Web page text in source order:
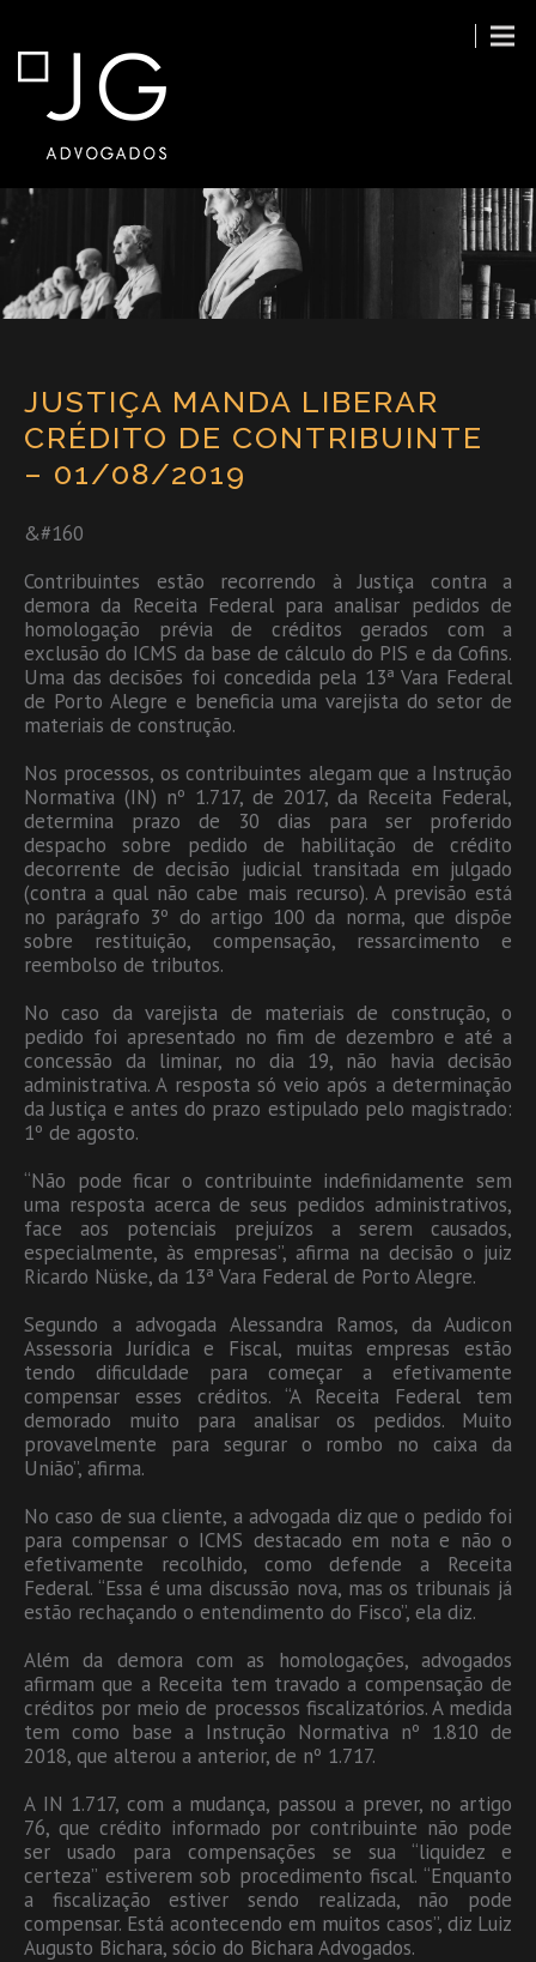
JUSTIÇA MANDA LIBERAR
CRÉDITO DE CONTRIBUINTE
– 01/08/2019
&#160
Contribuintes estão recorrendo à Justiça contra a
demora da Receita Federal para analisar pedidos de
homologação prévia de créditos gerados com a
exclusão do ICMS da base de cálculo do PIS e da Cofins.
Uma das decisões foi concedida pela 13ª Vara Federal
de Porto Alegre e beneficia uma varejista do setor de
materiais de construção.
Nos processos, os contribuintes alegam que a Instrução
Normativa (IN) nº 1.717, de 2017, da Receita Federal,
determina prazo de 30 dias para ser proferido
despacho sobre pedido de habilitação de crédito
decorrente de decisão judicial transitada em julgado
(contra a qual não cabe mais recurso). A previsão está
no parágrafo 3º do artigo 100 da norma, que dispõe
sobre restituição, compensação, ressarcimento e
reembolso de tributos.
No caso da varejista de materiais de construção, o
pedido foi apresentado no fim de dezembro e até a
concessão da liminar, no dia 19, não havia decisão
administrativa. A resposta só veio após a determinação
da Justiça e antes do prazo estipulado pelo magistrado:
1º de agosto.
“Não pode ficar o contribuinte indefinidamente sem
uma resposta acerca de seus pedidos administrativos,
face aos potenciais prejuízos a serem causados,
especialmente, às empresas”, afirma na decisão o juiz
Ricardo Nüske, da 13ª Vara Federal de Porto Alegre.
Segundo a advogada Alessandra Ramos, da Audicon
Assessoria Jurídica e Fiscal, muitas empresas estão
tendo dificuldade para começar a efetivamente
compensar esses créditos. “A Receita Federal tem
demorado muito para analisar os pedidos. Muito
provavelmente para segurar o rombo no caixa da
União”, afirma.
No caso de sua cliente, a advogada diz que o pedido foi
para compensar o ICMS destacado em nota e não o
efetivamente recolhido, como defende a Receita
Federal. “Essa é uma discussão nova, mas os tribunais já
estão rechaçando o entendimento do Fisco”, ela diz.
Além da demora com as homologações, advogados
afirmam que a Receita tem travado a compensação de
créditos por meio de processos fiscalizatórios. A medida
tem como base a Instrução Normativa nº 1.810 de
2018, que alterou a anterior, de nº 1.717.
A IN 1.717, com a mudança, passou a prever, no artigo
76, que crédito informado por contribuinte não pode
ser usado para compensações se sua “liquidez e
certeza” estiverem sob procedimento fiscal. “Enquanto
a fiscalização estiver sendo realizada, não pode
compensar. Está acontecendo em muitos casos”, diz Luiz
Augusto Bichara, sócio do Bichara Advogados.